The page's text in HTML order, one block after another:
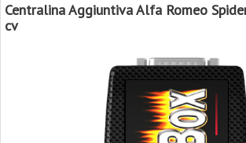
Centralina Aggiuntiva Alfa Romeo
cv